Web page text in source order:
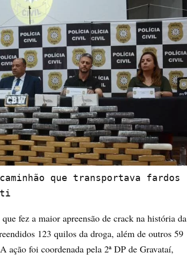
que transportava fardos
fez a maior apreensão de crack na história da
123 quilos da droga, além de outros 59
foi coordenada pela 2ª DP de Gravataí,